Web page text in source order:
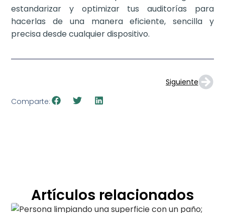
estandarizar y optimizar tus auditorías para
hacerlas de una manera eficiente, sencilla y
precisa desde cualquier dispositivo.
Siguiente
Comparte:
Artículos relacionados